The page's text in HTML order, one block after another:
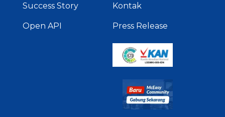
Success Story
Open API
Kontak
Press Release